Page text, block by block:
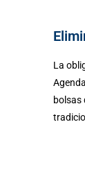
La
bolsas